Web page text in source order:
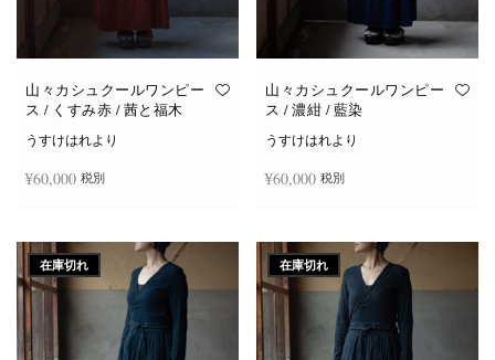
山々カシュクールワンピー
ス / くすみ赤 / 茜と福木
うすけはれより
¥60,000 税別
山々カシュクールワンピー
ス / 濃紺 / 藍染
うすけはれより
¥60,000 税別
在庫切れ 在庫切れ